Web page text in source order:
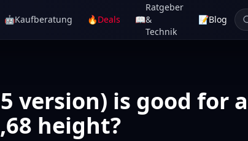
🤖Kaufberatung 🔥Deals 📖
Ratgeber
&
Technik
📝Blog
version) is good for a
height?